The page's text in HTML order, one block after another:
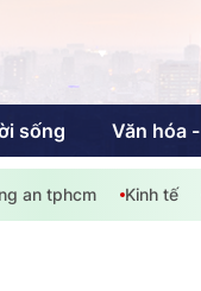
sống Văn hóa
Giáo dục
an tphcm Kinh tế